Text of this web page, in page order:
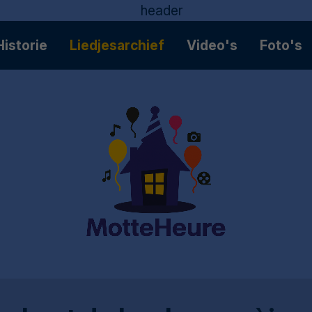
Liedjesarchief Video's Foto's